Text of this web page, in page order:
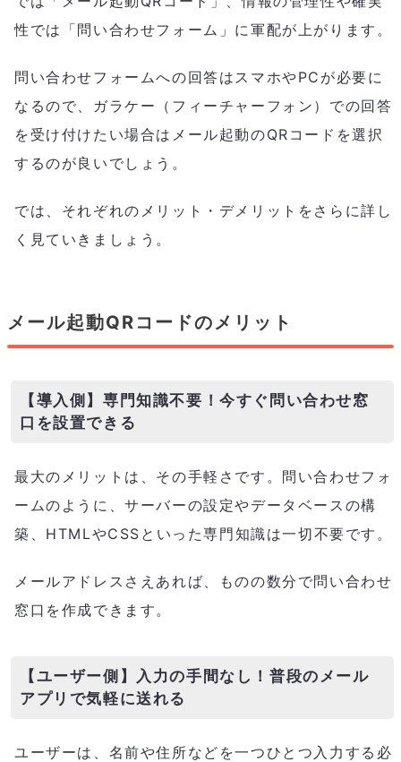
性では「問い合わせフォーム」に軍配が上がります。
問い合わせフォームへの回答はスマホやPCが必要に
なるので、ガラケー（フィーチャーフォン）での回答
を受け付けたい場合はメール起動のQRコードを選択
するのが良いでしょう。
では、それぞれのメリット・デメリットをさらに詳し
く見ていきましょう。
メール起動QRコードのメリット
【導入側】専門知識不要！今すぐ問い合わせ窓
口を設置できる
最大のメリットは、その手軽さです。問い合わせフォ
ームのように、サーバーの設定やデータベースの構
築、HTMLやCSSといった専門知識は一切不要です。
メールアドレスさえあれば、ものの数分で問い合わせ
窓口を作成できます。
【ユーザー側】入力の手間なし！普段のメール
アプリで気軽に送れる
ユーザーは、名前や住所などを一つひとつ入力する必